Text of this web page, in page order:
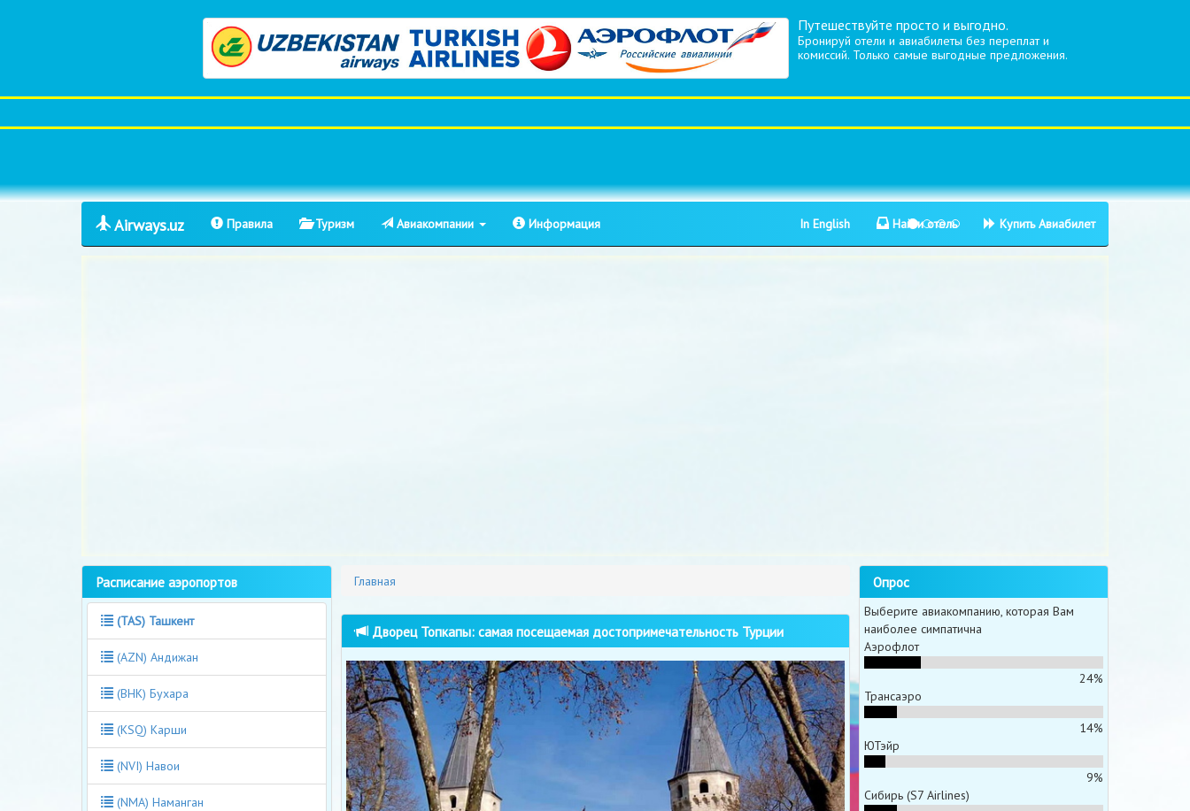
Путешествуйте просто и выгодно.
Бронируй отели и авиабилеты без переплат и
комиссий. Только самые выгодные предложения.
Airways.uz Правила Туризм Авиакомпании Информация In English Найти отель Купить Авиабилет
Главная
Дворец Топкапы: самая посещаемая достопримечательность Турции
Расписание аэропортов
(TAS) Ташкент
(AZN) Андижан
(BHK) Бухара
(KSQ) Карши
(NVI) Навои
(NMA) Наманган
Опрос
Выберите авиакомпанию, которая Вам
наиболее симпатична
Аэрофлот
24%
Трансаэро
14%
ЮТэйр
9%
Сибирь (S7 Airlines)